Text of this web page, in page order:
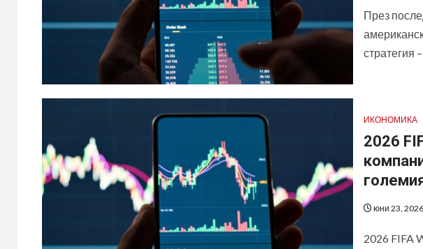
През
стратегия
ИКОНОМИКА
2026
юни 23, 2026
2026 FIFA